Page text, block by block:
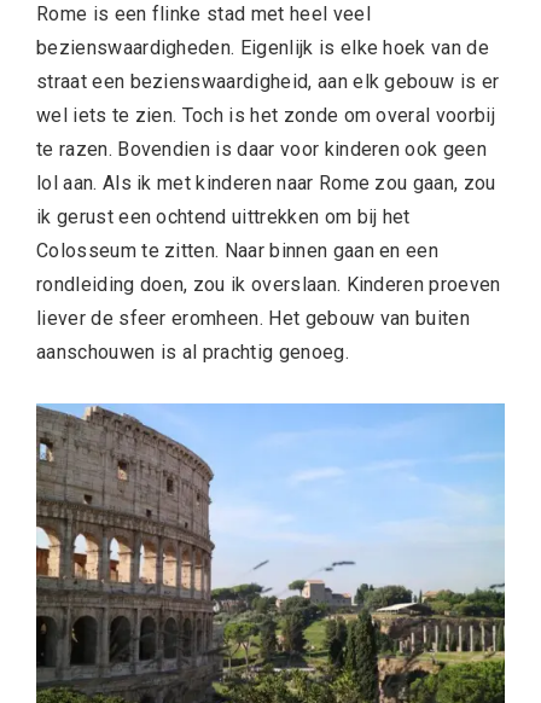
Rome is een flinke stad met heel veel
bezienswaardigheden. Eigenlijk is elke hoek van de
straat een bezienswaardigheid, aan elk gebouw is er
wel iets te zien. Toch is het zonde om overal voorbij
te razen. Bovendien is daar voor kinderen ook geen
lol aan. Als ik met kinderen naar Rome zou gaan, zou
ik gerust een ochtend uittrekken om bij het
Colosseum te zitten. Naar binnen gaan en een
rondleiding doen, zou ik overslaan. Kinderen proeven
liever de sfeer eromheen. Het gebouw van buiten
aanschouwen is al prachtig genoeg.